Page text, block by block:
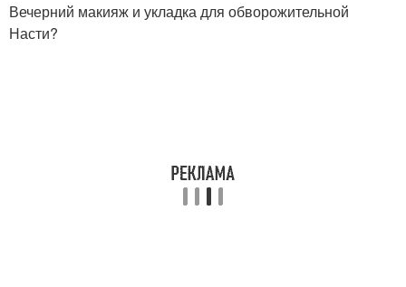
Вечерний макияж и укладка для обворожительной
Насти?